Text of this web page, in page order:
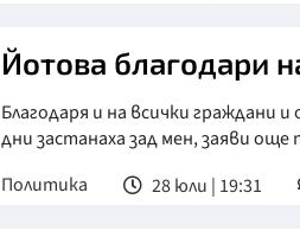
Йотова благодари
Благодаря и на всички граждани
дни застанаха зад мен, заяви
Политика
28 юли | 19:31